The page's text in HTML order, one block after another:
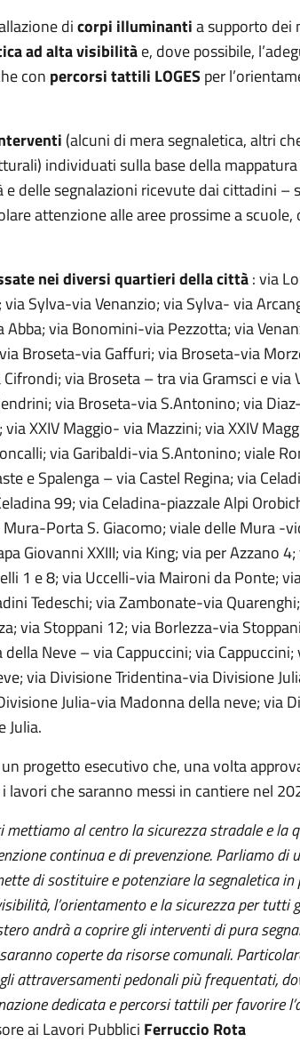
dicorpi illuminantia supporto dei
ad alta visibilitàe, dove possibile,
con percorsi tattili LOGES per
(alcuni di mera segnaletica, altri
individuati sulla base della
delle segnalazioni ricevute dai cittadini –
attenzione alle aree prossime a scuole,
nei diversi quartieri della città: via
Sylva-via Venanzio; via Sylva- via
via Bonomini-via Pezzotta; via
Broseta-via Gaffuri; via Broseta-via
via Broseta – tra via Gramsci e via
via Broseta-via S.Antonino; via
XXIV Maggio- via Mazzini; via XXIV
via Garibaldi-via S.Antonino; viale
e Spalenga – via Castel Regina; via
99; via Celadina-piazzale Alpi
Porta S. Giacomo; viale delle Mura -
Giovanni XXIII; via King; via per Azzano
1 e 8; viaUccelli-viaMaironi da Ponte;
Tedeschi; via Zambonate-via
via Stoppani 12; via Borlezza-via
Neve – via Cappuccini; via Cappuccini;
via Divisione Tridentina-via Divisione
Julia-via Madonna della neve; via
Julia.
progetto esecutivo che, una volta
lavori che saranno messi in cantiere nel
al centro la sicurezza stradale e la
continua e di prevenzione. Parliamo di
di sostituire e potenziare la segnaletica in
l’orientamento e la sicurezza per tutti
andrà a coprire gli interventi di pura
coperte da risorse comunali.
attraversamenti pedonali più frequentati,
dedicata e percorsi tattili per favorire
ai Lavori Pubblici Ferruccio Rota